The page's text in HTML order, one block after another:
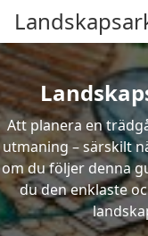
Att planera en
utmaning – särskilt
om du följer denna
du den enklaste